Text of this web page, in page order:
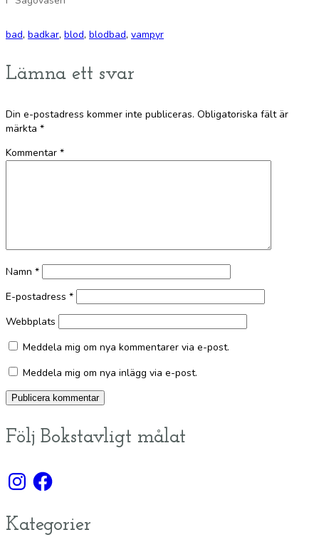
bad, badkar, blod, blodbad, vampyr
Lämna ett svar
Din e-postadress kommer inte publiceras. Obligatoriska fält är
märkta *
Kommentar *
Namn *
E-postadress *
Webbplats
Meddela mig om nya kommentarer via e-post.
Meddela mig om nya inlägg via e-post.
Följ Bokstavligt målat
InstagramFacebook
Kategorier